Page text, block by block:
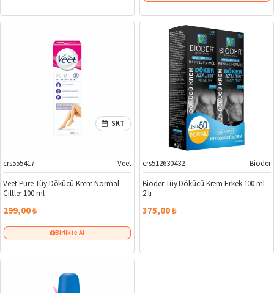
SKT
crs555417
Veet
Veet Pure Tüy Dökücü Krem Normal
Ciltler 100 ml
299,00 ₺
Birlikte Al
crs512630432
Bioder
Bioder Tüy Dökücü Krem Erkek 100 ml
2'li
375,00 ₺